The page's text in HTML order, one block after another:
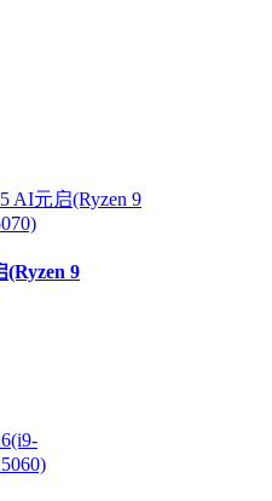
(Ryzen 9